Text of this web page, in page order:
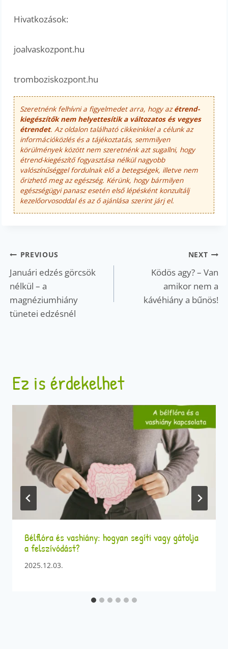
Hivatkozások:
joalvaskozpont.hu
tromboziskozpont.hu
Szeretnénk felhívni a figyelmedet arra, hogy azétrend-
kiegészítők nem helyettesítik a változatos és vegyes
étrendet. Az oldalon található cikkeinkkel a célunk az
információközlés és a tájékoztatás, semmilyen
körülmények között nem szeretnénk azt sugallni, hogy
étrend-kiegészítő fogyasztása nélkül nagyobb
valószínűséggel fordulnak elő a betegségek, illetve nem
őrizhető meg az egészség. Kérünk, hogy bármilyen
egészségügyi panasz esetén első lépésként konzultálj
kezelőorvosoddal és az ő ajánlása szerint járj el.
Bejegyzés
navigáció
PREVIOUS
Januári edzés görcsök
nélkül – a
magnéziumhiány
tünetei edzésnél
NEXT
Ködös agy? – Van
amikor nem a
kávéhiány a bűnös!
Ez is érdekelhet
Bélflóra és vashiány: hogyan segíti vagy gátolja
a felszívódást?
2025.12.03.